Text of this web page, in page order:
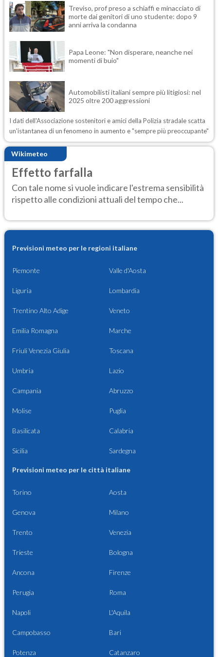
Treviso, prof preso a schiaffi e minacciato di
morte dai genitori di uno studente: dopo 9
anni arriva la condanna
Papa Leone: "Non disperare, neanche nei
momenti di buio"
Automobilisti italiani sempre più litigiosi: nel
2025 oltre 200 aggressioni
I dati dell'Associazione sostenitori e amici della Polizia stradale scatta
un'istantanea di un fenomeno in aumento e "sempre più preoccupante"
Wikimeteo
Effetto farfalla
Con tale nome si vuole indicare l'estrema sensibilità
rispetto alle condizioni attuali del tempo che...
Previsioni meteo per le regioni italiane
Piemonte Valle d'Aosta
Liguria Lombardia
Trentino Alto Adige Veneto
Emilia Romagna Marche
Friuli Venezia Giulia Toscana
Umbria Lazio
Campania Abruzzo
Molise Puglia
Basilicata Calabria
Sicilia Sardegna
Previsioni meteo per le città italiane
Torino Aosta
Genova Milano
Trento Venezia
Trieste Bologna
Ancona Firenze
Perugia Roma
Napoli L'Aquila
Campobasso Bari
Potenza Catanzaro